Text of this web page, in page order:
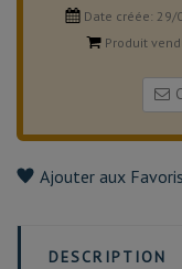
Date créée: 29/
Produit
Ajouter aux Favoris
DESCRIPTION